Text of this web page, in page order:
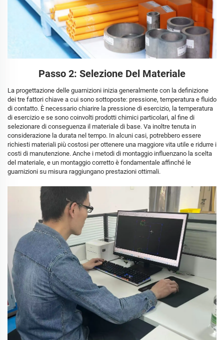
Passo 2: Selezione Del Materiale
La progettazione delle guarnizioni inizia generalmente con la definizione
dei tre fattori chiave a cui sono sottoposte: pressione, temperatura e fluido
di contatto. È necessario chiarire la pressione di esercizio, la temperatura
di esercizio e se sono coinvolti prodotti chimici particolari, al fine di
selezionare di conseguenza il materiale di base. Va inoltre tenuta in
considerazione la durata nel tempo. In alcuni casi, potrebbero essere
richiesti materiali più costosi per ottenere una maggiore vita utile e ridurre i
costi di manutenzione. Anche i metodi di montaggio influenzano la scelta
del materiale, e un montaggio corretto è fondamentale affinché le
guarnizioni su misura raggiungano prestazioni ottimali.